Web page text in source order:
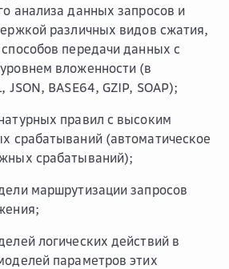
анализа данных запросов и
различных видов сжатия,
передачи данных с
вложенности (в
JSON, BASE64, GZIP, SOAP);
правил с высоким
срабатываний (автоматическое
срабатываний);
маршрутизации запросов
логических действий в
параметров этих